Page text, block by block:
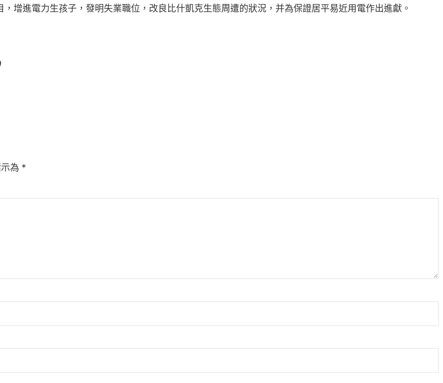
增進電力生孩子，發明失業職位，改良比什凱克生態周遭的狀況，并為保證居平易近用電作出進獻。
為 *